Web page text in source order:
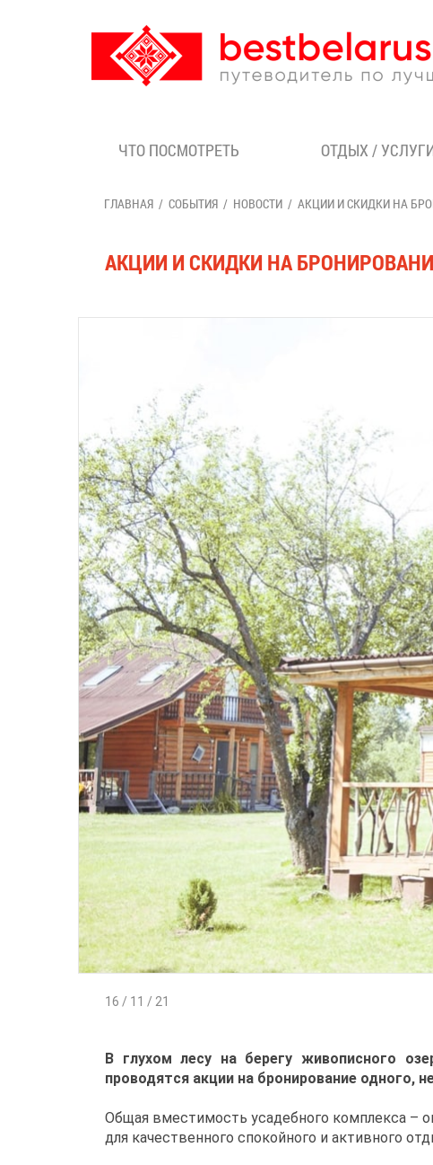
ЧТО ПОСМОТРЕТЬ ОТДЫХ /
ГЛАВНАЯ СОБЫТИЯ НОВОСТИ АКЦИИ И СКИДКИ НА
АКЦИИ И СКИДКИ НА
16 / 11 / 21
В глухом лесу на берегу живописного
проводятся акции на бронирование одного,
Общая вместимость усадебного комплекса –
для качественного спокойного и активного